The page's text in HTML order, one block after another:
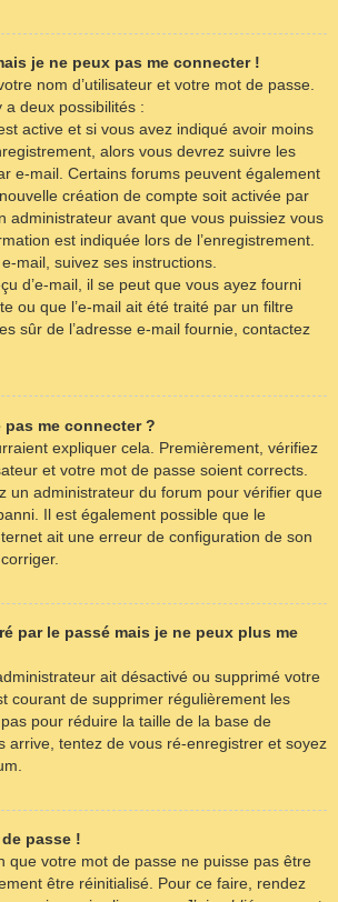
je ne peux pas me connecter !
nom d’utilisateur et votre mot de passe.
a deux possibilités :
active et si vous avez indiqué avoir moins
alors vous devrez suivre les
e-mail. Certains forums peuvent également
création de compte soit activée par
administrateur avant que vous puissiez vous
est indiquée lors de l’enregistrement.
mail, suivez ses instructions.
d’e-mail, il se peut que vous ayez fourni
ou que l’e-mail ait été traité par un filtre
sûr de l’adresse e-mail fournie, contactez
me connecter ?
expliquer cela. Premièrement, vérifiez
et votre mot de passe soient corrects.
un administrateur du forum pour vérifier que
Il est également possible que le
ait une erreur de configuration de son
par le passé mais je ne peux plus me
ait désactivé ou supprimé votre
courant de supprimer régulièrement les
pour réduire la taille de la base de
arrive, tentez de vous ré-enregistrer et soyez
passe !
que votre mot de passe ne puisse pas être
être réinitialisé. Pour ce faire, rendez